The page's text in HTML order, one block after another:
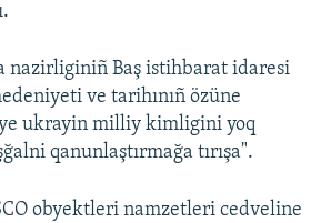
nazirliginiñ Baş istihbarat idaresi
ve tarihınıñ özüne
ukrayin milliy kimligini yoq
qanunlaştırmağa tırışa".
obyektleri namzetleri cedveline